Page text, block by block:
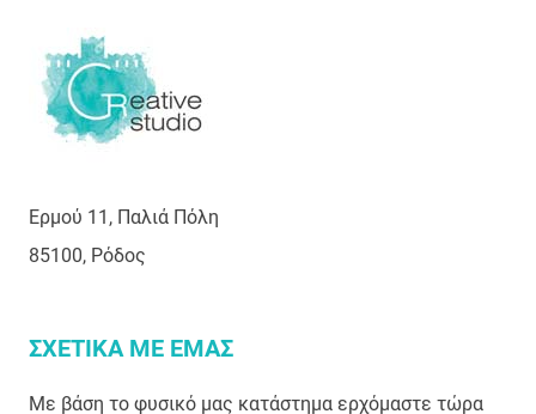
Ερμού 11, Παλιά Πόλη
85100, Ρόδος
ΣΧΕΤΙΚΑ ΜΕ ΕΜΑΣ
Με βάση το φυσικό μας κατάστημα ερχόμαστε τώρα